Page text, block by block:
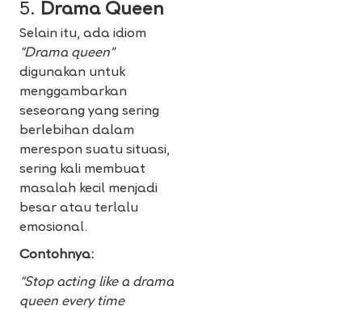
5. Drama Queen
Selain itu, ada idiom
“Drama queen”
digunakan untuk
menggambarkan
seseorang yang sering
berlebihan dalam
merespon suatu situasi,
sering kali membuat
masalah kecil menjadi
besar atau terlalu
emosional.
Contohnya:
“Stop acting like a drama
queen every time